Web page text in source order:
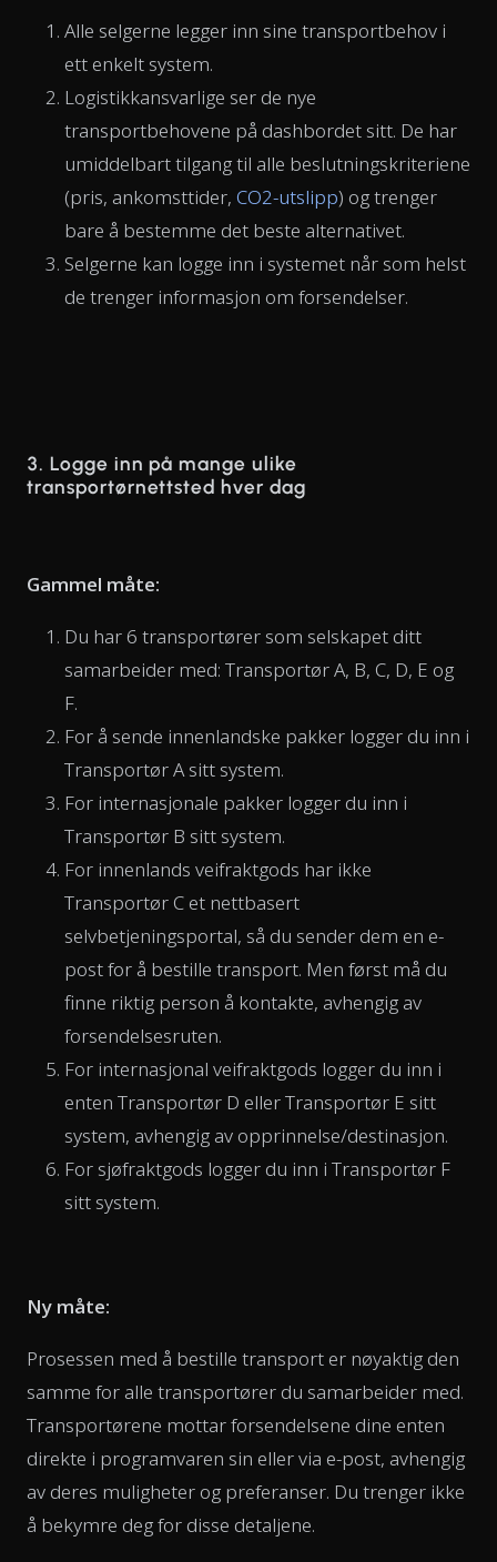
Alle selgerne legger inn sine transportbehov i
ett enkelt system.
Logistikkansvarlige ser de nye
transportbehovene på dashbordet sitt. De har
umiddelbart tilgang til alle beslutningskriteriene
(pris, ankomsttider, CO2-utslipp) og trenger
bare å bestemme det beste alternativet.
Selgerne kan logge inn i systemet når som helst
de trenger informasjon om forsendelser.
3. Logge inn på mange ulike
transportørnettsted hver dag
Gammel måte:
Du har 6 transportører som selskapet ditt
samarbeider med: Transportør A, B, C, D, E og
F.
For å sende innenlandske pakker logger du inn i
Transportør A sitt system.
For internasjonale pakker logger du inn i
Transportør B sitt system.
For innenlands veifraktgods har ikke
Transportør C et nettbasert
selvbetjeningsportal, så du sender dem en e-
post for å bestille transport. Men først må du
finne riktig person å kontakte, avhengig av
forsendelsesruten.
For internasjonal veifraktgods logger du inn i
enten Transportør D eller Transportør E sitt
system, avhengig av opprinnelse/destinasjon.
For sjøfraktgods logger du inn i Transportør F
sitt system.
Ny måte:
Prosessen med å bestille transport er nøyaktig den
samme for alle transportører du samarbeider med.
Transportørene mottar forsendelsene dine enten
direkte i programvaren sin eller via e-post, avhengig
av deres muligheter og preferanser. Du trenger ikke
å bekymre deg for disse detaljene.